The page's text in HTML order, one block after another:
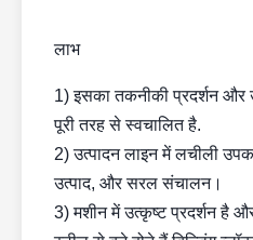
लाभ
1) इसका तकनीकी प्रदर्शन और
पूरी तरह से स्वचालित है.
2) उत्पादन लाइन में लचीली
उत्पाद, और सरल संचालन।
3) मशीन में उत्कृष्ट प्रदर्शन है